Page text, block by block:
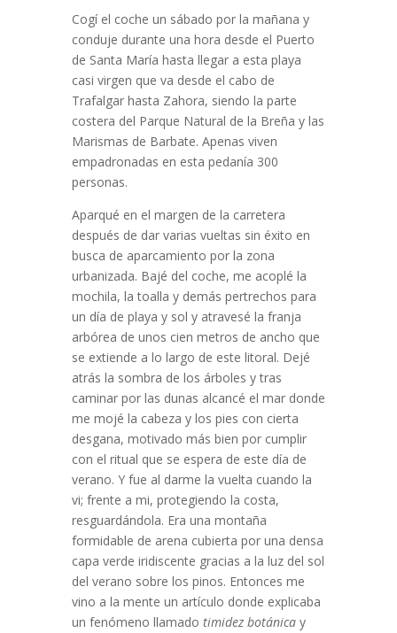
Cogí el coche un sábado por la mañana y
conduje durante una hora desde el Puerto
de Santa María hasta llegar a esta playa
casi virgen que va desde el cabo de
Trafalgar hasta Zahora, siendo la parte
costera del Parque Natural de la Breña y las
Marismas de Barbate. Apenas viven
empadronadas en esta pedanía 300
personas.
Aparqué en el margen de la carretera
después de dar varias vueltas sin éxito en
busca de aparcamiento por la zona
urbanizada. Bajé del coche, me acoplé la
mochila, la toalla y demás pertrechos para
un día de playa y sol y atravesé la franja
arbórea de unos cien metros de ancho que
se extiende a lo largo de este litoral. Dejé
atrás la sombra de los árboles y tras
caminar por las dunas alcancé el mar donde
me mojé la cabeza y los pies con cierta
desgana, motivado más bien por cumplir
con el ritual que se espera de este día de
verano. Y fue al darme la vuelta cuando la
vi; frente a mi, protegiendo la costa,
resguardándola. Era una montaña
formidable de arena cubierta por una densa
capa verde iridiscente gracias a la luz del sol
del verano sobre los pinos. Entonces me
vino a la mente un artículo donde explicaba
un fenómeno llamado timidez botánica y